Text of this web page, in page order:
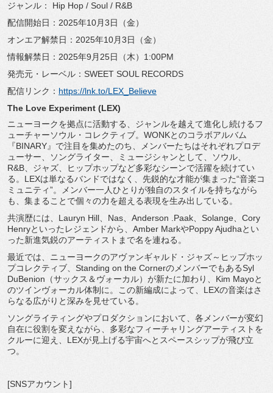
ジャンル： Hip Hop / Soul / R&B
配信開始日：2025年10月3日（金）
オンエア解禁日：2025年10月3日（金）
情報解禁日：2025年9月25日（木）1:00PM
発売元・レーベル：SWEET SOUL RECORDS
配信リンク： https://lnk.to/LEX_ Believe
The Love Experiment (LEX)
ニューヨークを拠点に活動する、 ジャンルを越えて進化し続けるフ
ューチャーソウル・ コレクティブ。WONKとのコラボアルバム
『BINARY』 で注目を集めたのち、メンバーたちはそれぞれプロデ
ューサー、
ソングライター、ミュージシャンとして、ソウル、
R&B、 ジャズ、ヒップホップなど多彩なシーンで活躍を続けてい
る。 LEXは単なるバンドではなく、先鋭的な才能が集まった“音楽コ
ミュニティ”。
メンバー一人ひとりが独自のスタイルを持ちながら
も、 集まることで個々の力を超える表現を生み出している。
共演歴には、Lauryn Hill、Nas、Anderson .Paak、Solange、Cory
Henryといったレジェンドから、Amber MarkやPoppy Ajudhaとい
った新進気鋭のアーティストまで名を連ねる。
最近では、ニューヨークのアヴァンギャルド・ジャズ～ ヒップホッ
プコレクティブ、Standing on the CornerのメンバーでもあるSyl
DuBenion（サックス＆ヴォーカル）が新たに加わり、 Kim Mayoと
のツインヴォーカル体制に。この新編成によって、 LEXの音楽はさ
らなる広がりと深みを見せている。
ソングライティングやプロダクションにおいて、 各メンバーが変幻
自在に役割を変えながら、 多彩なフィーチャリングアーティストを
クルーに迎え、 LEXが見上げる宇宙へとスペースシップが飛び立
つ。
[SNSアカウント]